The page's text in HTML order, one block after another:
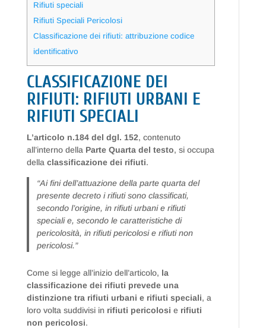
Rifiuti speciali
Rifiuti Speciali Pericolosi
Classificazione dei rifiuti: attribuzione codice
identificativo
CLASSIFICAZIONE DEI
RIFIUTI: RIFIUTI URBANI E
RIFIUTI SPECIALI
L’articolo n.184 del dgl. 152, contenuto
all’interno dellaParte Quarta del testo, si occupa
della classificazione dei rifiuti.
“Ai fini dell’attuazione della parte quarta del
presente decreto i rifiuti sono classificati,
secondo l’origine, in rifiuti urbani e rifiuti
speciali e, secondo le caratteristiche di
pericolosità, in rifiuti pericolosi e rifiuti non
pericolosi.”
Come si legge all’inizio dell’articolo, la
classificazione dei rifiuti prevede una
distinzione tra rifiuti urbani e rifiuti speciali, a
loro volta suddivisi in rifiuti pericolosi e rifiuti
non pericolosi.